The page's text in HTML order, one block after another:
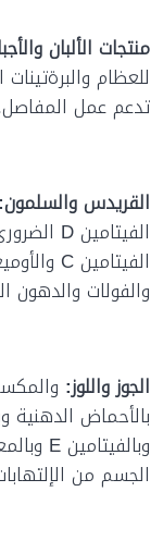
منتجات الألبان
للعظام
تدعم عمل
القريدس والسلمون:
الفيتامينD
الفيتامينC
والفولات
الجوز واللوز:
وبالفيتامينE
الجسم من